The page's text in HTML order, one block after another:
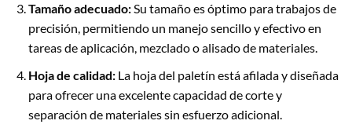
Tamaño adecuado:Su tamaño es óptimo para trabajos de
precisión, permitiendo un manejo sencillo y efectivo en
tareas de aplicación, mezclado o alisado de materiales.
Hoja de calidad:La hoja del paletín está afilada y diseñada
para ofrecer una excelente capacidad de corte y
separación de materiales sin esfuerzo adicional.